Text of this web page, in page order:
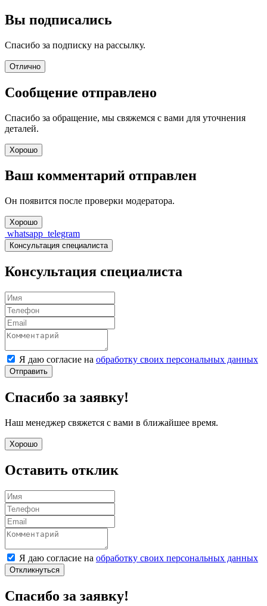
Вы подписались
Спасибо за подписку на рассылку.
Отлично
Сообщение отправлено
Спасибо за обращение, мы свяжемся с вами для уточнения
деталей.
Хорошо
Ваш комментарий отправлен
Он появится после проверки модератора.
Хорошо
whatsapp telegram
Консультация специалиста
Консультация специалиста
Я даю согласие на обработку своих персональных данных
Отправить
Спасибо за заявку!
Наш менеджер свяжется с вами в ближайшее время.
Хорошо
Оставить отклик
Я даю согласие на обработку своих персональных данных
Откликнуться
Спасибо за заявку!